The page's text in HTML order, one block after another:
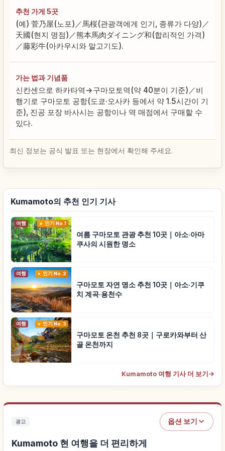
추천 가게 5곳
(예) 菅乃屋(노포)／馬桜(관광객에게 인기, 종류가 다양)／
天國(현지 명점)／熊本馬肉ダイニング和(합리적인 가격)
／藤彩牛(아카우시와 말고기도).
가는 법과 기념품
신칸센으로 하카타역→구마모토역(약 40분이 기준)／비
행기로 구마모토 공항(도쿄·오사카 등에서 약 1.5시간이 기
준), 진공 포장 바사시는 공항이나 역 매점에서 구매할 수
있다.
최신 정보는 공식 발표 또는 현장에서 확인해 주세요.
Kumamoto의 추천 인기 기사
여행 인기 No.1
여름 구마모토 관광 추천 10곳｜아소·아마
쿠사의 시원한 명소
여행 인기 No.2
구마모토 자연 명소 추천 10곳｜아소·기쿠
치 계곡·용천수
여행 인기 No.3
구마모토 온천 추천 8곳｜구로카와부터 산
골 온천까지
Kumamoto 여행 기사 더 보기 →
광고 옵션 보기
Kumamoto 현 여행을 더 편리하게